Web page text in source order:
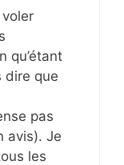
qu’étant
dire que
pas
avis). Je
les